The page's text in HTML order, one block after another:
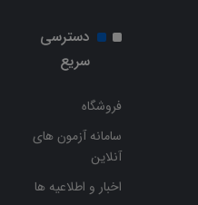
دسترسی
سریع
فروشگاه
سامانه آزمون های
آنلاین
اخبار و اطلاعیه ها